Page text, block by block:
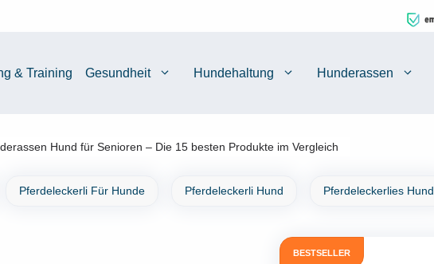
& Training Gesundheit Hundehaltung Hunderassen
Hund für Senioren – Die 15 besten Produkte im Vergleich
Pferdeleckerli Für Hunde Pferdeleckerli Hund Pferdeleckerlies Hund
BESTSELLER